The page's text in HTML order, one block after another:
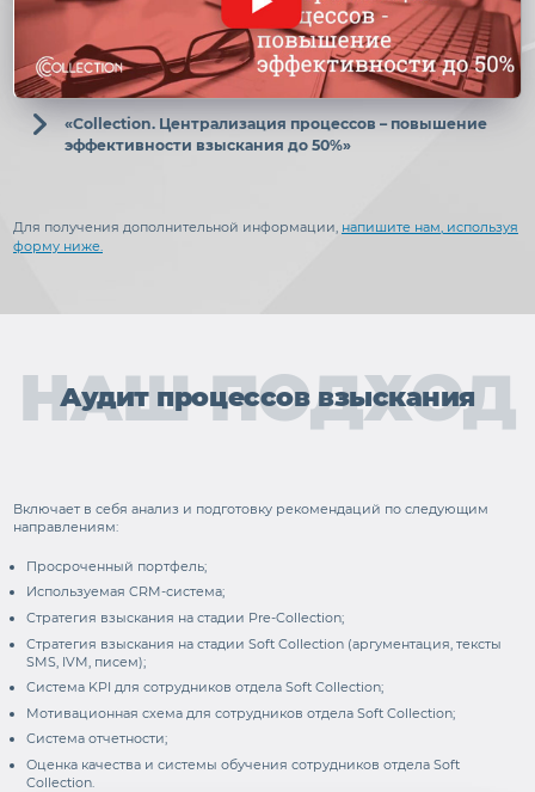
«Collection. Централизация процессов – повышение
эффективности взыскания до 50%»
Для получения дополнительной информации, напишите нам, используя
форму ниже.
НАШ ПОДХОД
Аудит процессов взыскания
Включает в себя анализ и подготовку рекомендаций по следующим
направлениям:
Просроченный портфель;
Используемая CRM-система;
Стратегия взыскания на стадии Pre-Collection;
Стратегия взыскания на стадии Soft Collection (аргументация, тексты
SMS, IVM, писем);
Система KPI для сотрудников отдела Soft Collection;
Мотивационная схема для сотрудников отдела Soft Collection;
Система отчетности;
Оценка качества и системы обучения сотрудников отдела Soft
Collection.